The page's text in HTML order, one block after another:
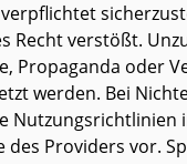
verstößt.
Propaganda oder
werden. Bei
Providers vor.